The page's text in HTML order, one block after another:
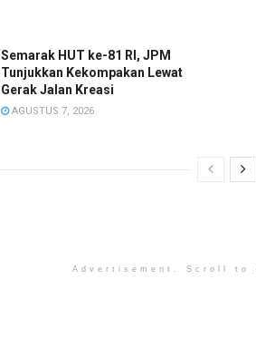
Semarak HUT ke-81 RI, JPM
Tunjukkan Kekompakan Lewat
Gerak Jalan Kreasi
AGUSTUS 7, 2026
Advertisement. Scroll to